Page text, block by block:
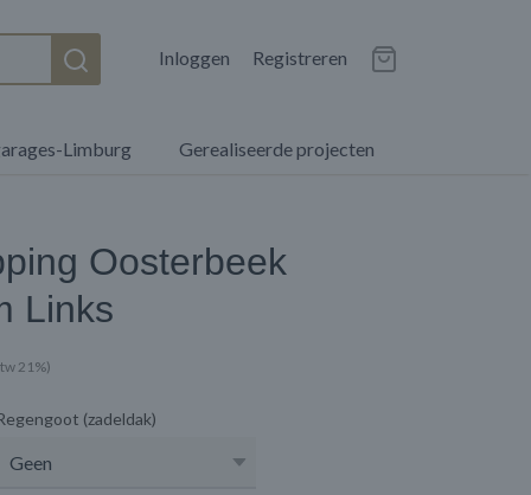
Inloggen Registreren
Gerealiseerde projecten
Limburg
Oosterbeek
Links
21%)
(zadeldak)